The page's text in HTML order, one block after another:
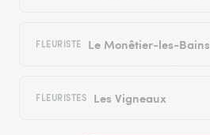
FLEURISTE Le Monêtier-les-Bains
FLEURISTES Les Vigneaux